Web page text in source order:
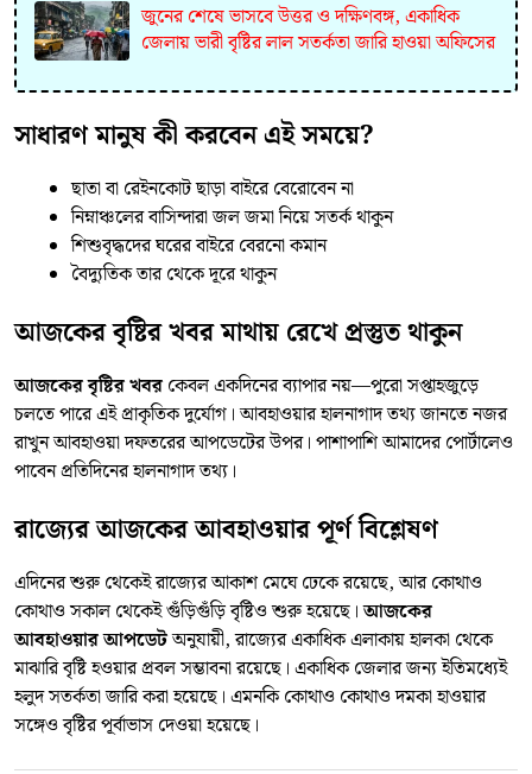
জুনের শেষে ভাসবে উত্তর ও দক্ষিণবঙ্গ, একাধিক
জেলায় ভারী বৃষ্টির লাল সতর্কতা জারি হাওয়া অফিসের
সাধারণ মানুষ কী করবেন এই সময়ে?
ছাতা বা রেইনকোট ছাড়া বাইরে বেরোবেন না
নিম্নাঞ্চলের বাসিন্দারা জল জমা নিয়ে সতর্ক থাকুন
শিশুবৃদ্ধদের ঘরের বাইরে বেরনো কমান
বৈদ্যুতিক তার থেকে দূরে থাকুন
আজকের বৃষ্টির খবর মাথায় রেখে প্রস্তুত থাকুন
আজকের বৃষ্টির খবরকেবল একদিনের ব্যাপার নয়—পুরো সপ্তাহজুড়ে
চলতে পারে এই প্রাকৃতিক দুর্যোগ। আবহাওয়ার হালনাগাদ তথ্য জানতে নজর
রাখুন আবহাওয়া দফতরের আপডেটের উপর। পাশাপাশি আমাদের পোর্টালেও
পাবেন প্রতিদিনের হালনাগাদ তথ্য।
রাজ্যের আজকের আবহাওয়ার পূর্ণ বিশ্লেষণ
এদিনের শুরু থেকেই রাজ্যের আকাশ মেঘে ঢেকে রয়েছে, আর কোথাও
কোথাও সকাল থেকেই গুঁড়িগুঁড়ি বৃষ্টিও শুরু হয়েছে।আজকের
আবহাওয়ার আপডেটঅনুযায়ী, রাজ্যের একাধিক এলাকায় হালকা থেকে
মাঝারি বৃষ্টি হওয়ার প্রবল সম্ভাবনা রয়েছে। একাধিক জেলার জন্য ইতিমধ্যেই
হলুদ সতর্কতা জারি করা হয়েছে। এমনকি কোথাও কোথাও দমকা হাওয়ার
সঙ্গেও বৃষ্টির পূর্বাভাস দেওয়া হয়েছে।